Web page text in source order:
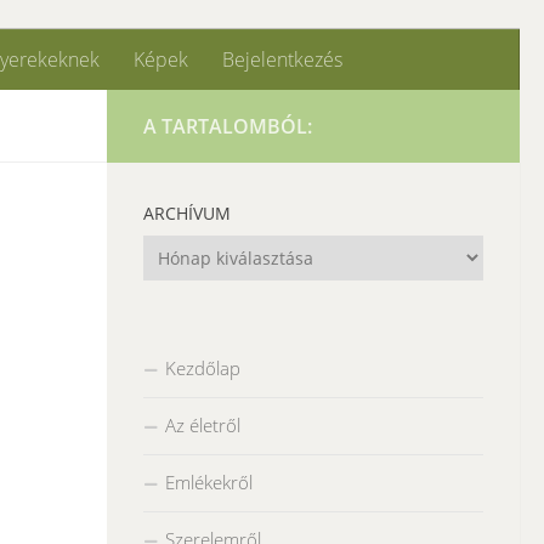
Képek Bejelentkezés
A TARTALOMBÓL:
ARCHÍVUM
Archívum
Kezdőlap
Az életről
Emlékekről
Szerelemről